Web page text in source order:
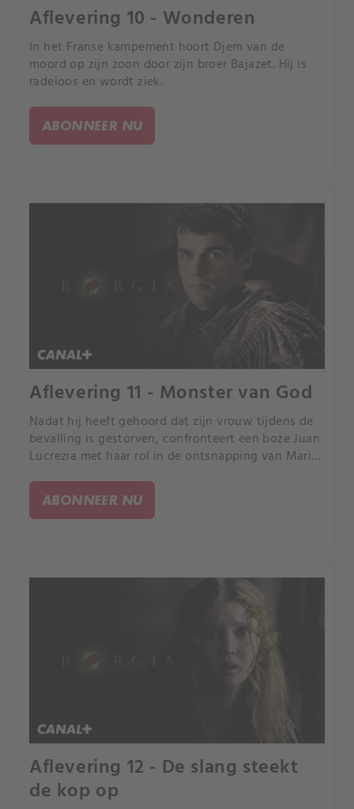
Aflevering 10 - Wonderen
In het Franse kampement hoort Djem van de
moord op zijn zoon door zijn broer Bajazet. Hij is
radeloos en wordt ziek.
ABONNEER NU
Aflevering 11 - Monster van God
Nadat hij heeft gehoord dat zijn vrouw tijdens de
bevalling is gestorven, confronteert een boze Juan
Lucrezia met haar rol in de ontsnapping van Maria
vastbesloten om non te blijven.
ABONNEER NU
Aflevering 12 - De slang steekt
de kop op